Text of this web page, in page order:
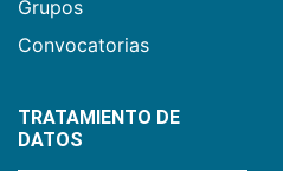
Grupos
Convocatorias
TRATAMIENTO DE
DATOS